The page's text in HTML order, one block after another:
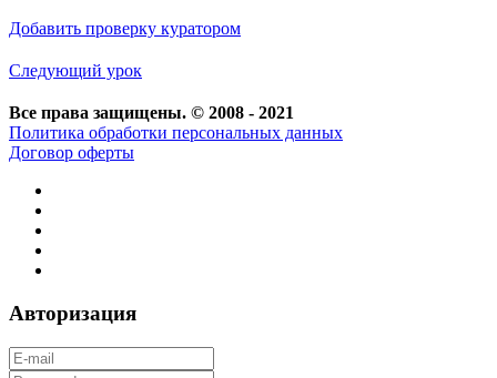
Добавить проверку куратором
Следующий урок
Все права защищены. © 2008 - 2021
Политика обработки персональных данных
Договор оферты
Авторизация